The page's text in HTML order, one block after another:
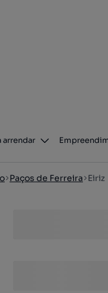
arrendar
Paços de Ferreira Eiriz